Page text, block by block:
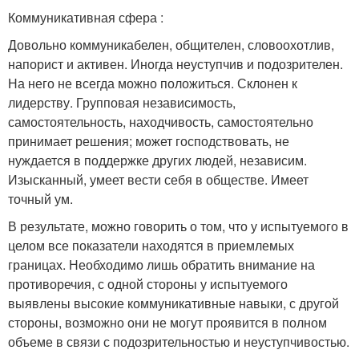
Коммуникативная сфера :
Довольно коммуникабелен, общителен, словоохотлив,
напорист и активен. Иногда неуступчив и подозрителен.
На него не всегда можно положиться. Склонен к
лидерству. Групповая независимость,
самостоятельность, находчивость, самостоятельно
принимает решения; может господствовать, не
нуждается в поддержке других людей, независим.
Изысканный, умеет вести себя в обществе. Имеет
точный ум.
В результате, можно говорить о том, что у испытуемого в
целом все показатели находятся в приемлемых
границах. Необходимо лишь обратить внимание на
противоречия, с одной стороны у испытуемого
выявлены высокие коммуникативные навыки, с другой
стороны, возможно они не могут проявится в полном
объеме в связи с подозрительностью и неуступчивостью.